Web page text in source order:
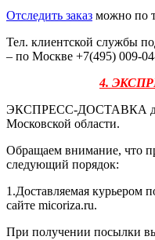
Отследить заказ можно по
Тел. клиентской службы
– по Москве +7(495) 009-
4.
ЭКСПРЕСС-ДОСТАВКА
Московской области.
Обращаем внимание, что
следующий порядок:
1.Доставляемая курьером
сайте micoriza.ru.
При получении посылки вы